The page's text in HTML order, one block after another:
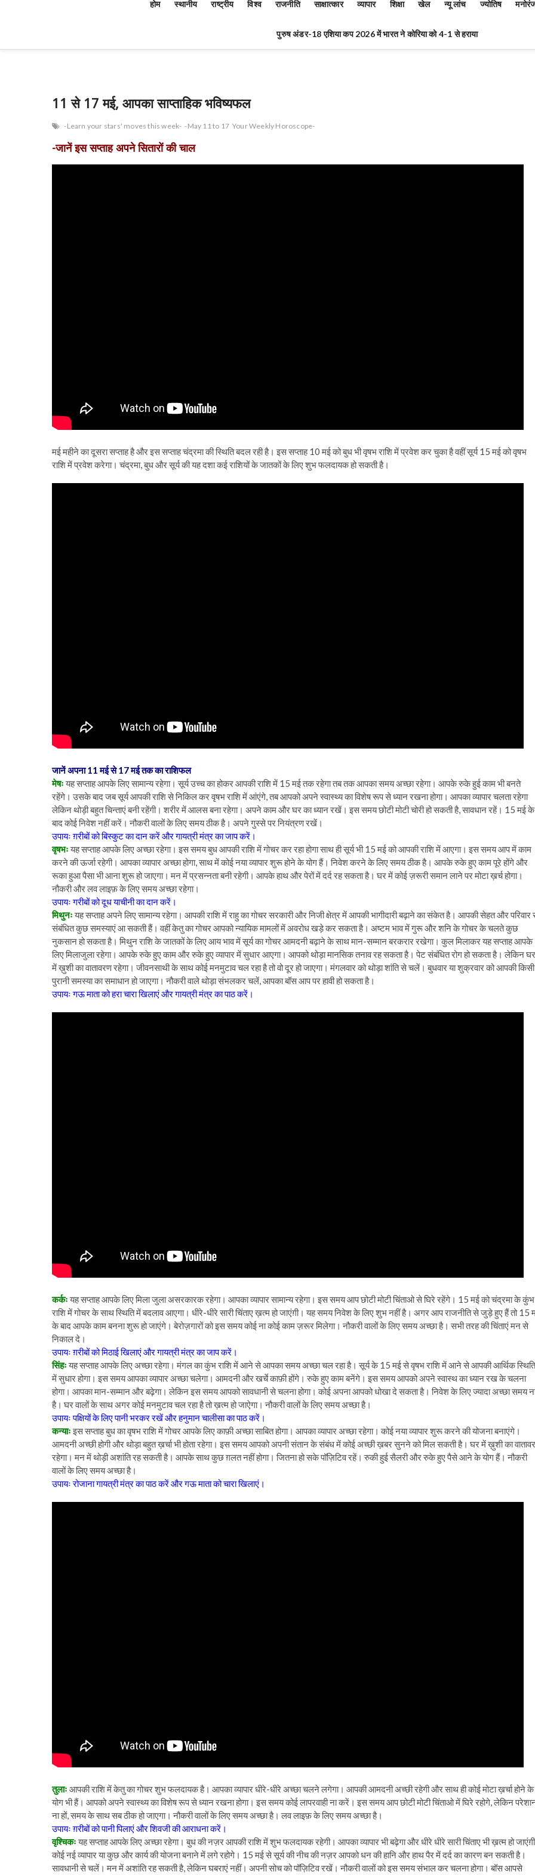
होम स्थानीय राष्ट्रीय विश्व राजनीति साक्षात्कार व्यापार शिक्षा खेल न्यू लांच ज्योतिष
पुरुष अंडर-18 एशिया कप 2026 में भारत ने कोरिया को 4-1 से हराया
11 से 17 मई, आपका साप्ताहिक भविष्यफल
-Learn your stars' moves this week- -May 11 to 17 Your Weekly Horoscope-
-जानें इस सप्ताह अपने सितारों की चाल
मई महीने का दूसरा सप्ताह है और इस सप्ताह चंद्रमा की स्थिति बदल रही है। इस सप्ताह 10 मई को बुध भी वृषभ राशि में प्रवेश कर चुका है वहीं सूर्य 15 मई को वृषभ
राशि में प्रवेश करेगा। चंद्रमा, बुध और सूर्य की यह दशा कई राशियों के जातकों के लिए शुभ फलदायक हो सकती है।
जानें अपना 11 मई से 17 मई तक का राशिफल
मेषः यह सप्ताह आपके लिए सामान्य रहेगा। सूर्य उच्च का होकर आपकी राशि में 15 मई तक रहेगा तब तक आपका समय अच्छा रहेगा। आपके रुके हुई काम भी बनते
रहेंगे। उसके बाद जब सूर्य आपकी राशि से निकिल कर वृषभ राशि में आंएंगे, तब आपको अपने स्वास्थ्य का विशेष रूप से ध्यान रखना होगा। आपका व्यापार चलता रहेगा
लेकिन थोड़ी बहुत चिन्ताएं बनी रहेंगी। शरीर में आलस बना रहेगा। अपने काम और घर का ध्यान रखें। इस समय छोटी मोटी चोरी हो सकती है, सावधान रहें। 15 मई के
बाद कोई निवेश नहीं करें। नौकरी वालों के लिए समय ठीक है। अपने गुस्से पर नियंत्रण रखें।
उपायः ग़रीबों को बिस्कुट का दान करें और गायत्री मंत्र का जाप करें।
वृषभः यह सप्ताह आपके लिए अच्छा रहेगा। इस समय बुध आपकी राशि में गोचर कर रहा होगा साथ ही सूर्य भी 15 मई को आपकी राशि में आएगा। इस समय आप में काम
करने की ऊर्जा रहेगी। आपका व्यापार अच्छा होगा, साथ में कोई नया व्यापार शुरू होने के योग हैं। निवेश करने के लिए समय ठीक है। आपके रुके हुए काम पूरे होंगे और
रूका हुआ पैसा भी आना शुरू हो जाएगा। मन में प्रसन्नता बनी रहेगी। आपके हाथ और पेरों में दर्द रह सकता है। घर में कोई ज़रूरी समान लाने पर मोटा ख़र्च होगा।
नौकरी और लव लाइफ़ के लिए समय अच्छा रहेगा।
उपायः गरीबों को दूध याचीनी का दान करें।
मिथुनः यह सप्ताह अपने लिए सामान्य रहेगा। आपकी राशि में राहु का गोचर सरकारी और निजी क्षेत्र में आपकी भागीदारी बढ़ाने का संकेत है। आपकी सेहत और परिवार
संबंधित कुछ समस्याएं आ सकती हैं। वहीं केतु का गोचर आपको न्यायिक मामलों में अवरोध खड़े कर सकता है। अष्टम भाव में गुरू और शनि के गोचर के चलते कुछ
नुकसान हो सकता है। मिथुन राशि के जातकों के लिए आय भाव में सूर्य का गोचर आमदनी बढ़ाने के साथ मान-सम्मान बरकरार रखेगा। कुल मिलाकर यह सप्ताह आपके
लिए मिलाजुला रहेगा। आपके रुके हुए काम और रुके हुए व्यापार में सुधार आएगा। आपको थोड़ा मानसिक तनाव रह सकता है। पेट संबंधित रोग हो सकता है। लेकिन घर
में ख़ुशी का वातावरण रहेगा। जीवनसाथी के साथ कोई मनमुटाव चल रहा है तो वो दूर हो जाएगा। मंगलवार को थोड़ा शांति से चलें। बुधवार या शुक्रवार को आपकी किसी
पुरानी समस्या का समाधान हो जाएगा। नौकरी वाले थोड़ा संभलकर चलें, आपका बॉस आप पर हावी हो सकता है।
उपायः गऊ माता को हरा चारा खिलाएं और गायत्री मंत्र का पाठ करें।
कर्कः यह सप्ताह आपके लिए मिला जुला असरकारक रहेगा। आपका व्यापार सामान्य रहेगा। इस समय आप छोटी मोटी चिंताओ से घिरे रहेंगे। 15 मई को चंद्रमा के कुंभ
राशि में गोचर के साथ स्थिति में बदलाव आएगा। धीरे-धीरे सारी चिंताए ख़त्म हो जाएंग़ी। यह समय निवेश के लिए शुभ नहीं है। अगर आप राजनीति से जुड़े हुए हैं तो 15
के बाद आपके काम बनना शुरू हो जाएंगे। बेरोज़गारों को इस समय कोई ना कोई काम ज़रूर मिलेगा। नौकरी वालों के लिए समय अच्छा है। सभी तरह की चिंताएं मन से
निकाल दे।
उपायः ग़रीबों को मिठाई खिलाएं और गायत्री मंत्र का जाप करें।
सिंहः यह सप्ताह आपके लिए अच्छा रहेगा। मंगल का कुंभ राशि में आने से आपका समय अच्छा चल रहा है। सूर्य के 15 मई से वृषभ राशि में आने से आपकी आर्थिक स्थिति
में सुधार होगा। इस समय आपका व्यापार अच्छा चलेगा। आमदनी और खर्चे काफ़ी होंगे। रुके हुए काम बनेंगे। इस समय आपको अपने स्वास्थ का ध्यान रख के चलना
होगा। आपका मान-सम्मान और बढ़ेगा। लेकिन इस समय आपको सावधानी से चलना होगा। कोई अपना आपको धोखा दे सकता है। निवेश के लिए ज्यादा अच्छा समय
है। घर वालों के साथ अगर कोई मनमुटाव चल रहा है तो ख़त्म हो जाऐगा। नौकरी वालों के लिए समय अच्छा है।
उपायः पक्षियों के लिए पानी भरकर रखें और हनुमान चालीसा का पाठ करें।
कन्याः इस सप्ताह बुध का वृषभ राशि में गोचर आपके लिए काफ़ी अच्छा साबित होगा। आपका व्यापार अच्छा रहेगा। कोई नया व्यापार शुरू करने की योजना बनाएंगे।
आमदनी अच्छी होगी और थोड़ा बहुत ख़र्चा भी होता रहेगा। इस समय आपको अपनी संतान के संबंध में कोई अच्छी ख़बर सुनने को मिल सकती है। घर में ख़ुशी का
रहेगा। मन में थोड़ी अशांति रह सकती है। आपके साथ कुछ ग़लत नहीं होगा। जितना हो सके पॉज़िटिव रहें। रुकी हुई सैलरी और रुके हुए पैसे आने के योग हैं। नौकरी
वालों के लिए समय अच्छा है।
उपायः रोजाना गायत्री मंत्र का पाठ करें और गऊ माता को चारा खिलाएं।
तुलाः आपकी राशि में केतु का गोचर शुभ फलदायक है। आपका व्यापार धीरे-धीरे अच्छा चलने लगेगा। आपकी आमदनी अच्छी रहेगी और साथ ही कोई मोटा ख़र्चा होने के
योग भी हैं। आपको अपने स्वास्थ्य का विशेष रूप से ध्यान रखना होगा। इस समय कोई लापरवाही ना करें। इस समय आप छोटी मोटी चिंताओ में घिरे रहोगे, लेकिन
ना हों, समय के साथ सब ठीक हो जाएगा। नौकरी वालों के लिए समय अच्छा है। लव लाइफ़ के लिए समय अच्छा है।
उपायः ग़रीबों को पानी पिलाएं और शिवजी की आराधना करें।
वृश्चिकः यह सप्ताह आपके लिए अच्छा रहेगा। बुध की नज़र आपकी राशि में शुभ फलदायक रहेगी। आपका व्यापार भी बढ़ेगा और धीरे धीरे सारी चिंताए भी ख़त्म हो
कोई नई व्यापार या कुछ और कार्य की योजना बनाने में लगे रहोगे। 15 मई से सूर्य की नीच की नज़र आपको धन की हानि और हाथ पैर में दर्द का कारण बन सकती है।
सावधानी से चलें। मन में अशांति रह सकती है, लेकिन घबराएं नहीं। अपनी सोच को पॉज़िटिव रखें। नौकरी वालों को इस समय संभाल कर चलना होगा। बॉस आपसे